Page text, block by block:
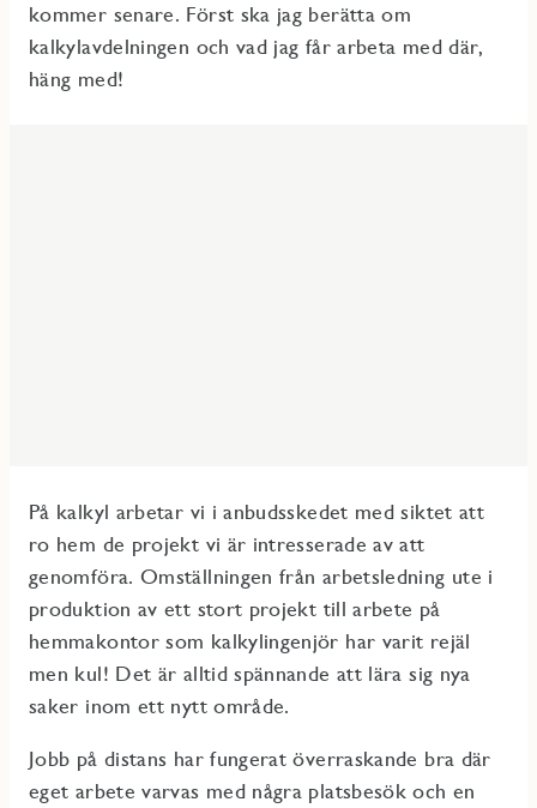
kommer senare. Först ska jag berätta om
kalkylavdelningen och vad jag får arbeta med där,
häng med!
På kalkyl arbetar vi i anbudsskedet med siktet att
ro hem de projekt vi är intresserade av att
genomföra. Omställningen från arbetsledning ute i
produktion av ett stort projekt till arbete på
hemmakontor som kalkylingenjör har varit rejäl
men kul! Det är alltid spännande att lära sig nya
saker inom ett nytt område.
Jobb på distans har fungerat överraskande bra där
eget arbete varvas med några platsbesök och en